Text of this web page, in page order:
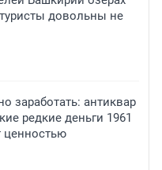
довольны не
заработать: антиквар
редкие деньги 1961
ценностью